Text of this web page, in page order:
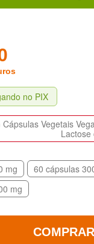
no PIX
Vegetais
Lactose
mg 60 cápsulas
mg
COMPRAR